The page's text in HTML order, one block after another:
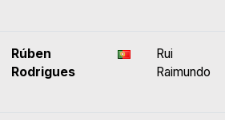
Rúben
Rodrigues
Rui
Raimundo